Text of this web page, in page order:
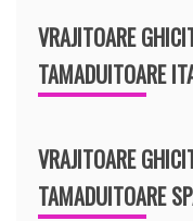
VRAJITOARE
TAMADUITOARE
VRAJITOARE
TAMADUITOARE